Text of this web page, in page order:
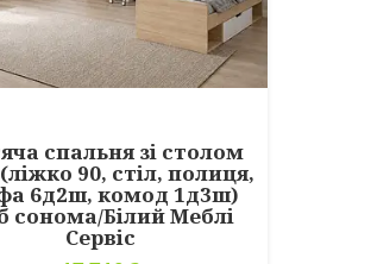
спальня зі столом
90, стіл, полиця,
6д2ш, комод 1д3ш)
сонома/Білий Меблі
Сервіс